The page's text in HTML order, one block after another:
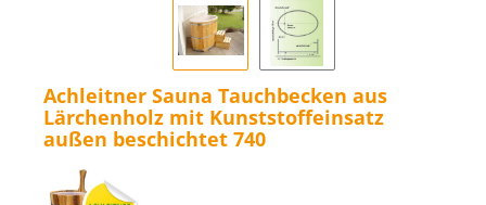
Achleitner Sauna Tauchbecken aus
Lärchenholz mit Kunststoffeinsatz
außen beschichtet 740